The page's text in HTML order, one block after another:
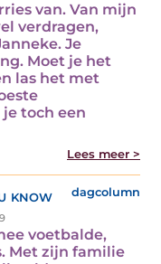
van. Van mijn
verdragen,
Je
Moet je het
las het met
toch een
Lees meer >
know dagcolumn
voetbalde,
Met zijn familie